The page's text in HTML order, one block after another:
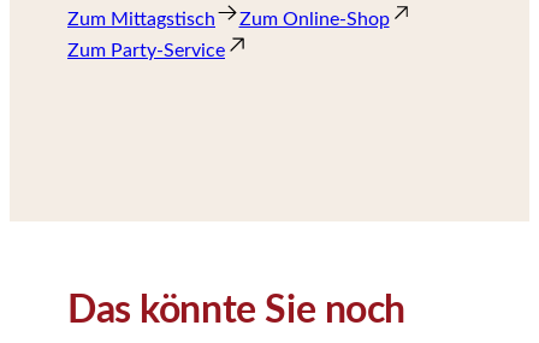
Zum Mittagstisch
Zum Online-Shop
Zum Party-Service
Das könnte Sie noch